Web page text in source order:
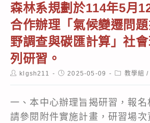
森林系規劃於114年5月
合作辦理「氣候變遷問
野調查與碳匯計算」社
列研習。
Postklgsh211
Post2025-05-09
Post教學組 /
一、本中心辦理旨揭研習，報名
請參閱附件實施計畫，研習場次